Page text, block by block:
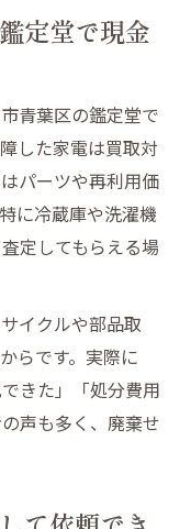
定堂で現金
青葉区の鑑定堂で
した家電は買取対
パーツや再利用価
に冷蔵庫や洗濯機
定してもらえる場
イクルや部品取
らです。実際に
きた」「処分費用
声も多く、廃棄せ